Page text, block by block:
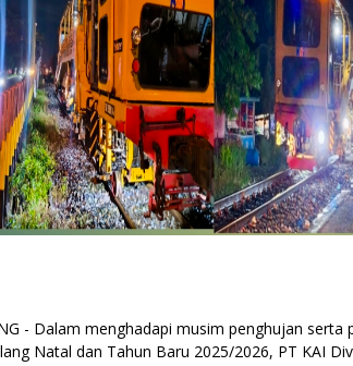
- Dalam menghadapi musim penghujan
Natal dan Tahun Baru 2025/2026, PT KAI